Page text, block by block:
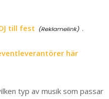
till fest .
här
typ av musik som passar